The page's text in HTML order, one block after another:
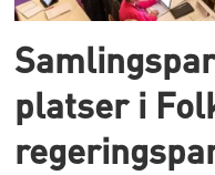
platser i